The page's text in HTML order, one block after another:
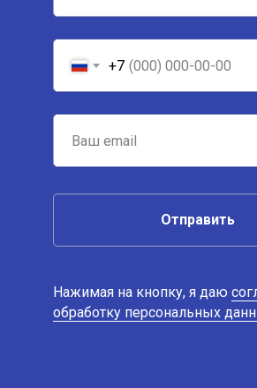
+7
Отправить
Нажимая на кнопку, я даю
обработку персональных